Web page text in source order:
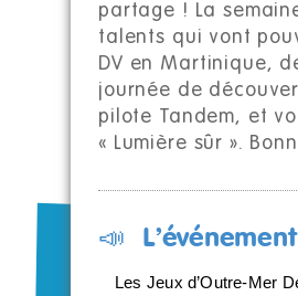
partage ! La
talents qui vont
DV en Martinique,
journée de
pilote Tandem, et
« Lumière sûr ».
📣 L’événement
Les Jeux d’Outre-Mer